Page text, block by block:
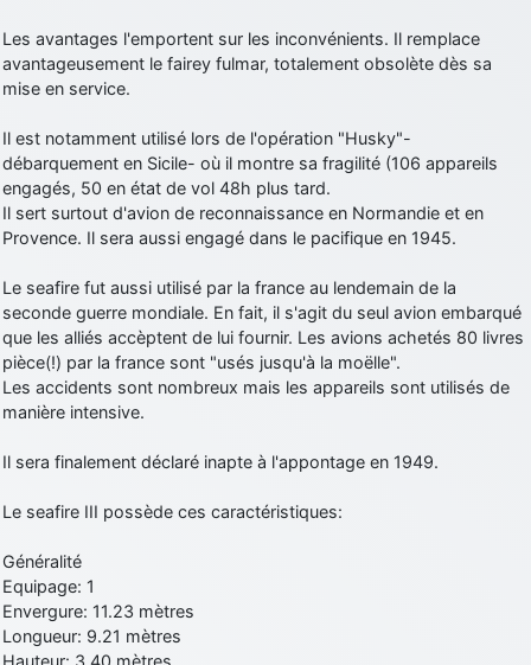
Les avantages l'emportent sur les inconvénients. Il remplace
avantageusement le fairey fulmar, totalement obsolète dès sa
mise en service.
Il est notamment utilisé lors de l'opération "Husky"-
débarquement en Sicile- où il montre sa fragilité (106 appareils
engagés, 50 en état de vol 48h plus tard.
Il sert surtout d'avion de reconnaissance en Normandie et en
Provence. Il sera aussi engagé dans le pacifique en 1945.
Le seafire fut aussi utilisé par la france au lendemain de la
seconde guerre mondiale. En fait, il s'agit du seul avion embarqué
que les alliés accèptent de lui fournir. Les avions achetés 80 livres
pièce(!) par la france sont "usés jusqu'à la moëlle".
Les accidents sont nombreux mais les appareils sont utilisés de
manière intensive.
Il sera finalement déclaré inapte à l'appontage en 1949.
Le seafire III possède ces caractéristiques:
Généralité
Equipage: 1
Envergure: 11.23 mètres
Longueur: 9.21 mètres
Hauteur: 3.40 mètres